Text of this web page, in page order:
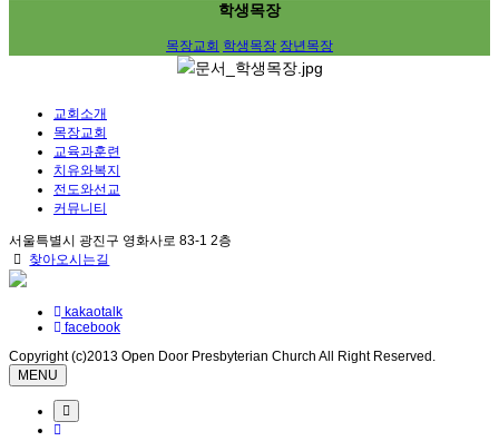
학생목장
목장교회 학생목장 장년목장
교회소개
목장교회
교육과훈련
치유와복지
전도와선교
커뮤니티
서울특별시 광진구 영화사로 83-1 2층
찾아오시는길
kakaotalk
facebook
Copyright (c)2013 Open Door Presbyterian Church All Right Reserved.
MENU